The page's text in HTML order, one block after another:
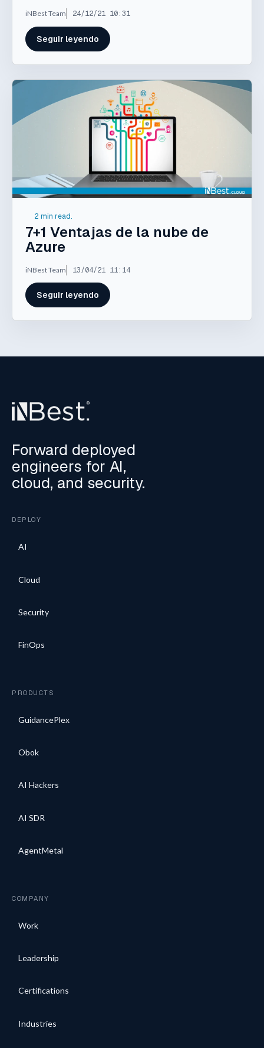
iNBest Team 24/12/21 10:31
Seguir leyendo
2 min read.
7+1 Ventajas de la nube de
Azure
iNBest Team 13/04/21 11:14
Seguir leyendo
Forward deployed
engineers for AI,
cloud, and security.
DEPLOY
AI
Cloud
Security
FinOps
PRODUCTS
GuidancePlex
Obok
AI Hackers
AI SDR
AgentMetal
COMPANY
Work
Leadership
Certifications
Industries